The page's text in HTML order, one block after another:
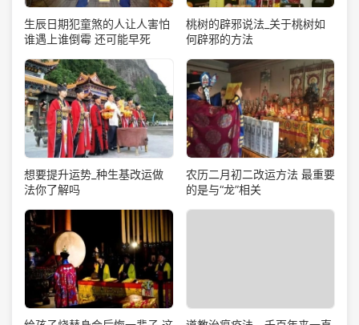
生辰日期犯童煞的人让人害怕
谁遇上谁倒霉 还可能早死
桃树的辟邪说法_关于桃树如
何辟邪的方法
想要提升运势_种生基改运做
法你了解吗
农历二月初二改运方法 最重要
的是与“龙”相关